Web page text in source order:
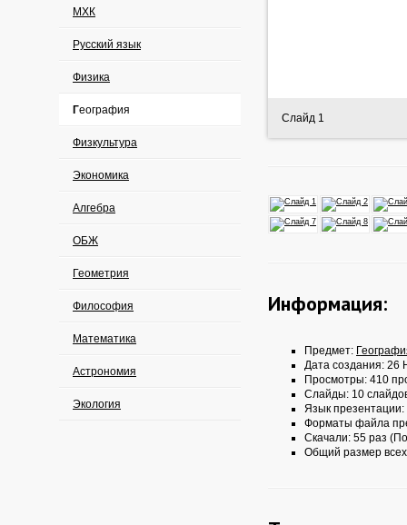
МХК
Русский язык
Физика
География
Физкультура
Экономика
Алгебра
ОБЖ
Геометрия
Философия
Математика
Астрономия
Экология
Слайд 1
Информация:
Предмет:
Дата создания: 26
Просмотры: 410
Слайды: 10
Язык презентации:
Форматы файла
Скачали: 55 раз
Общий размер